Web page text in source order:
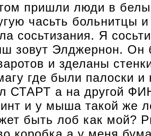
пришли люди в
часьть больнитцы
сосьтизания. Я
зовут Элджернон. Он
и зделаны
где были палоски
СТАРТ а на другой
и у мыша такой же
быть лоб как мой?